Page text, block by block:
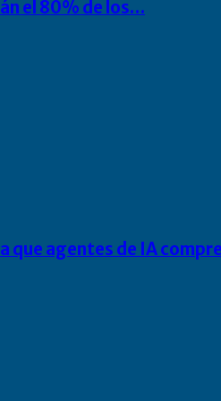
el 80% de los…
agentes de IA